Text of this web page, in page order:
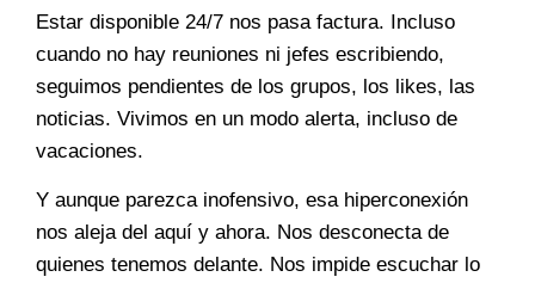
Estar disponible 24/7 nos pasa factura. Incluso
cuando no hay reuniones ni jefes escribiendo,
seguimos pendientes de los grupos, los likes, las
noticias. Vivimos en un modo alerta, incluso de
vacaciones.
Y aunque parezca inofensivo, esa hiperconexión
nos aleja del aquí y ahora. Nos desconecta de
quienes tenemos delante. Nos impide escuchar lo